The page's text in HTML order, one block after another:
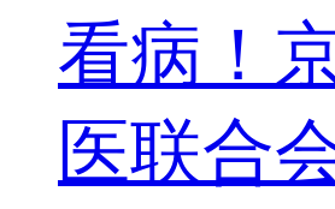
看病！
医联合